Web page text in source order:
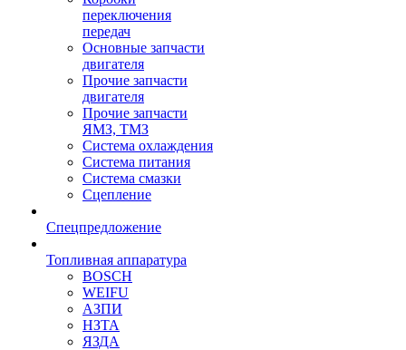
переключения
передач
Основные запчасти
двигателя
Прочие запчасти
двигателя
Прочие запчасти
ЯМЗ, ТМЗ
Система охлаждения
Система питания
Система смазки
Сцепление
Спецпредложение
Топливная аппаратура
BOSCH
WEIFU
АЗПИ
НЗТА
ЯЗДА